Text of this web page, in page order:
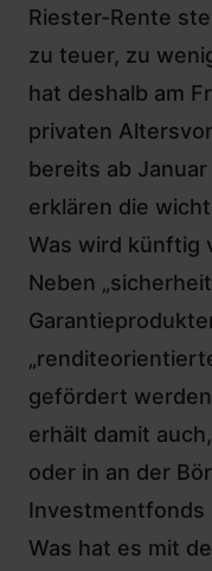
Riester-Rente
zu teuer, zu
hat deshalb am
privaten
bereits ab
erklären die
Was wird künftig
Neben
gefördert
erhält damit
oder in an der
Investmentfonds
Was hat es mit